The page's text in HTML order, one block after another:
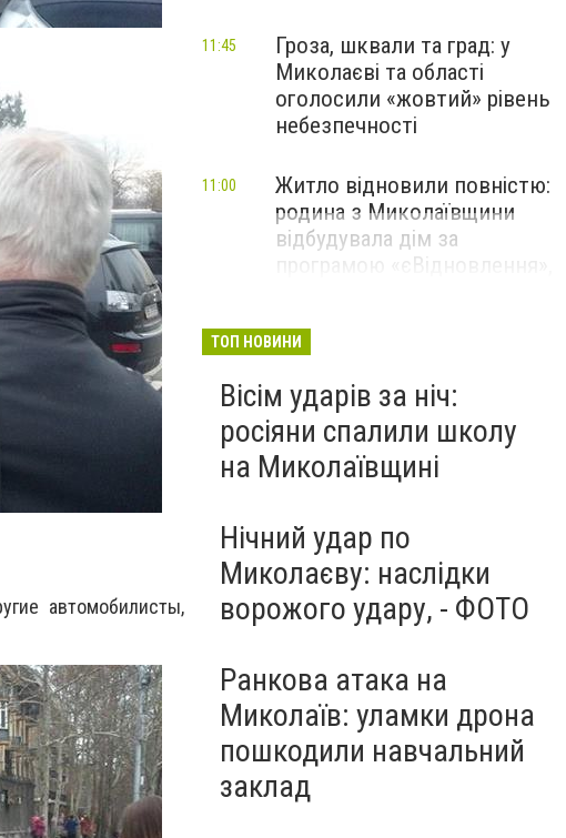
автомобилисты,
Гроза, шквали та град: у
Миколаєві та області
оголосили «жовтий» рівень
небезпечності
11:45
Житло відновили повністю:
родина з Миколаївщини
відбудувала дім за
програмою «єВідновлення»,
11:00
ТОП НОВИНИ
Вісім ударів за ніч:
росіяни спалили школу
на Миколаївщині
Нічний удар по
Миколаєву: наслідки
ворожого удару, - ФОТО
Ранкова атака на
Миколаїв: уламки дрона
пошкодили навчальний
заклад